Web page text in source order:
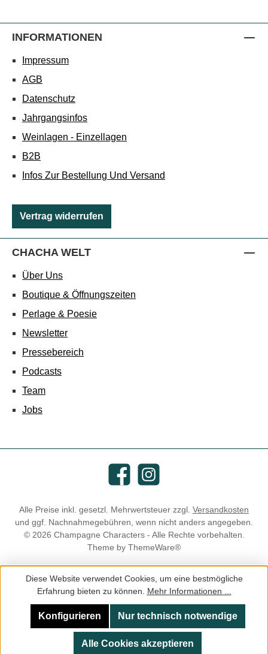
INFORMATIONEN
Impressum
AGB
Datenschutz
Jahrgangsinfos
Weinlagen - Einzellagen
B2B
Infos Zur Bestellung Und Versand
Vertrag widerrufen
CHACHA WELT
Über Uns
Boutique & Öffnungszeiten
Perlage & Poesie
Newsletter
Pressebereich
Podcasts
Team
Jobs
FacebookInstagram
Alle Preise inkl. gesetzl. Mehrwertsteuer zzgl. Versandkosten
und ggf. Nachnahmegebühren, wenn nicht anders angegeben.
© 2026 Champagne Characters - Alle Rechte vorbehalten.
Theme by ThemeWare®
Diese Website verwendet Cookies, um eine bestmögliche
Erfahrung bieten zu können. Mehr Informationen ...
Nur technisch notwendige
Konfigurieren
Alle Cookies akzeptieren